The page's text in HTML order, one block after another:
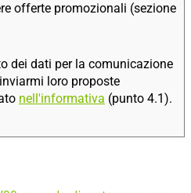
offerte promozionali (sezione
dei dati per la comunicazione
loro proposte
nell'informativa (punto 4.1).